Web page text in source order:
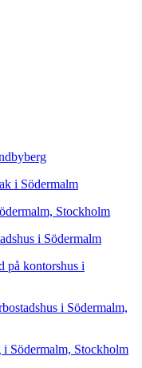
i Södermalm
Stockholm
i Södermalm
på kontorshus i
i Södermalm,
Södermalm, Stockholm